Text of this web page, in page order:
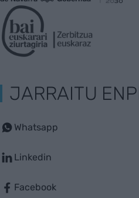
JARRAITU
Whatsapp
Linkedin
Facebook